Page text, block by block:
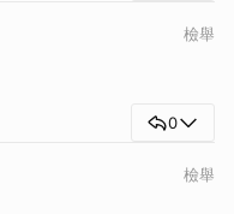
檢舉
0
檢舉